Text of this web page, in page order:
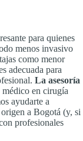
para quienes
menos invasivo
como menor
adecuada para
La asesoría
médico en cirugía
ayudarte a
a Bogotá (y, si
profesionales